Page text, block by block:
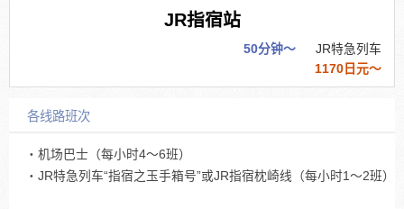
JR指宿站
50分钟～
JR特急列车
1170日元～
各线路班次
・机场巴士（每小时4～6班）
・JR特急列车“指宿之玉手箱号”或JR指宿枕崎线（每小时1～2班）